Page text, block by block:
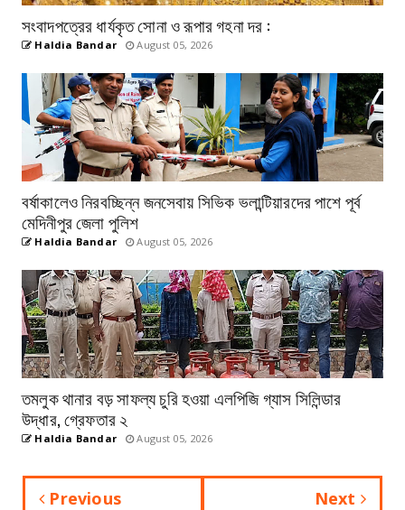
সংবাদপত্রের ধার্যকৃত সোনা ও রূপার গহনা দর :
Haldia Bandar August 05, 2026
বর্ষাকালেও নিরবচ্ছিন্ন জনসেবায় সিভিক ভলান্টিয়ারদের পাশে পূর্ব
মেদিনীপুর জেলা পুলিশ
Haldia Bandar August 05, 2026
তমলুক থানার বড় সাফল্য চুরি হওয়া এলপিজি গ্যাস সিলিন্ডার
উদ্ধার, গ্রেফতার ২
Haldia Bandar August 05, 2026
Previous Next